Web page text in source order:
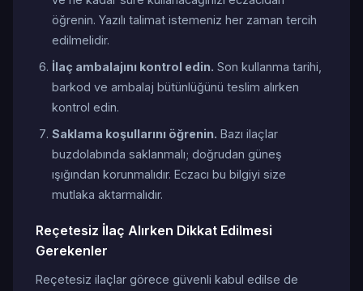
öğrenin. Yazılı talimat istemeniz her zaman tercih
edilmelidir.
İlaç ambalajını kontrol edin. Son kullanma tarihi,
barkod ve ambalaj bütünlüğünü teslim alırken
kontrol edin.
Saklama koşullarını öğrenin. Bazı ilaçlar
buzdolabında saklanmalı; doğrudan güneş
ışığından korunmalıdır. Eczacı bu bilgiyi size
mutlaka aktarmalıdır.
Reçetesiz İlaç Alırken Dikkat Edilmesi
Gerekenler
Reçetesiz ilaçlar görece güvenli kabul edilse de